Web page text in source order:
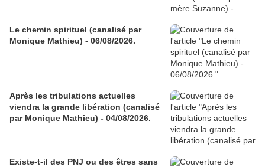
Le chemin spirituel (canalisé par
Monique Mathieu) - 06/08/2026.
Après les tribulations actuelles
viendra la grande libération (canalisé
par Monique Mathieu) - 04/08/2026.
Existe-t-il des PNJ ou des êtres sans